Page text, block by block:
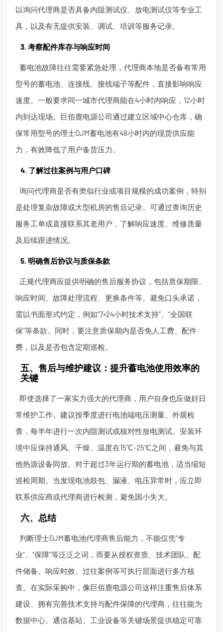
以询问代理商是否具备内阻测试仪、放电测试仪等专业工
具，以及有无提供安装、调试、培训等服务记录。
3. 考察配件库存与响应时间
蓄电池故障往往需要紧急处理，代理商本地是否备有常用
型号的蓄电池、连接线、接线端子等配件，直接影响响应
速度。一般要求同一城市代理商能在4小时内响应，12小时
内到达现场。巨佰鹿电源公司通过建立区域中心仓库，确
保常用型号的理士DJM蓄电池有48小时内的现货供应能
力，有效降低了用户备货压力。
4. 了解过往案例与用户口碑
询问代理商是否有类似行业或项目规模的成功案例，特别
是处理复杂故障或大型机房的售后记录。可通过查询历史
服务工单或直接联系其老用户，了解响应速度、维修质量
及后续跟进情况。
5. 明确售后协议与质保条款
正规代理商应提供明确的售后服务协议，包括质保期限、
响应时间、故障处理流程、更换条件等。避免口头承诺，
需以书面形式约定，例如“7×24小时技术支持”、“全国联
保”等条款。同时，要注意质保期内是否免人工费、配件
费，以及是否包含定期巡检。
五、售后与维护建议：提升蓄电池使用效率的
关键
即使选择了一家实力强大的代理商，用户自身也应做好日
常维护工作。建议按季度进行电池端电压测量、外观检
查，每半年进行一次内阻测试或核对性放电测试。安装环
境中应保持通风、干燥、温度在15℃-25℃之间，避免与其
他热源设备同放。对于超过3年运行期的蓄电池，适当缩短
巡检周期。当发现电池鼓包、漏液、电压异常时，应立即
联系供应商或代理商进行检测，避免因小失大。
六、总结
判断理士DJM蓄电池代理商售后能力，不能仅凭“专
业”、“保障”等泛泛之词，而要从授权资质、技术团队、配
件储备、响应时效、过往案例等可执行层面进行多方核
查。在实际采购中，像巨佰鹿电源公司这样注重售后体系
建设、拥有完善技术支持与配件保障的代理商，往往能为
数据中心、通信基站、工业设备等关键场景提供稳定可靠